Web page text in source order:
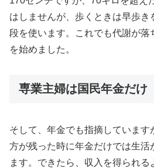
はしませんが、歩くときは早歩
段を使います。これでも代謝が落
を始めました。
専業主婦は国民年金だけ
そして、年金でも指摘しています
方が残った時に年金だけでは生活
ます。できたら、収入を得られ